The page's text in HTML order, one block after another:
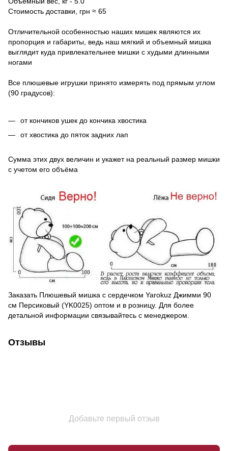
Стоимость доставки, грн ≈ 65
Отличительной особенностью наших мишек являются их
пропорция и габариты, ведь наш мягкий и объемный мишка
выглядит куда привлекательнее мишки с худыми длинными
ногами
Все плюшевые игрушки принято измерять под прямым углом
(90 градусов):
от кончиков ушек до кончика хвостика
от хвостика до пяток задних лап
Сумма этих двух величин и укажет на реальный размер мишки
с учетом его объёма
Заказать Плюшевый мишка с сердечком Yarokuz Джимми 90
см Персиковый (YK0025) оптом и в розницу. Для более
детальной информации связывайтесь с менеджером.
Отзывы
Добавьте первый отзыв